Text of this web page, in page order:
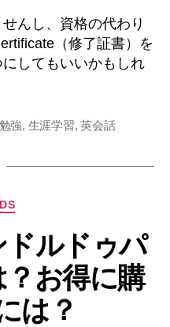
んし、資格の代わり
（修了証書）を
してもいいかもしれ
勉強, 生涯学習,英会話
ゴ ドルドゥパ
？お得に購
は？